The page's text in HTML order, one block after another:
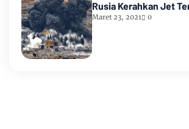
Rusia Kerahkan Jet
Maret 23, 2021 0